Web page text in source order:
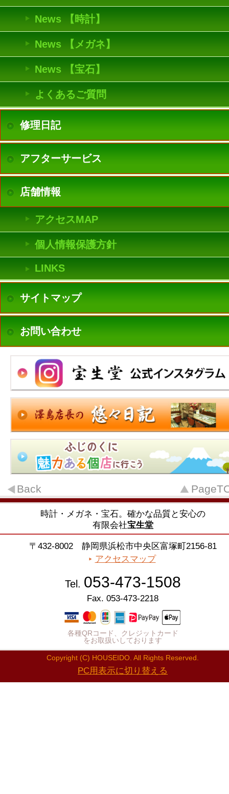
News 【時計】
News 【メガネ】
News 【宝石】
よくあるご質問
修理日記
アフターサービス
店舗情報
アクセスMAP
個人情報保護方針
LINKS
サイトマップ
お問い合わせ
Back
時計・メガネ・宝石。確かな品質と安心の
有限会社宝生堂
〒432-8002 静岡県浜松市中央区富塚町2156-81
アクセスマップ
Tel. 053-473-1508
Fax. 053-473-2218
各種QRコード、クレジットカード
をお取扱いしております
Copyright (C) HOUSEIDO. All Rights Reserved.
PC用表示に切り替える